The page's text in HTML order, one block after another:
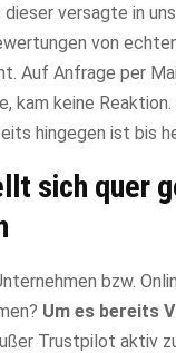
dieser versagte in
von
Auf Anfrage per
kam keine Reaktion.
hingegen ist bis
sich quer
bzw.
Um es bereits
Trustpilot aktiv